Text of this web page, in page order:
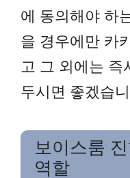
에 동의해야 하
을 경우에만 카
고 그 외에는 즉
두시면 좋겠습
보이스룸
역할